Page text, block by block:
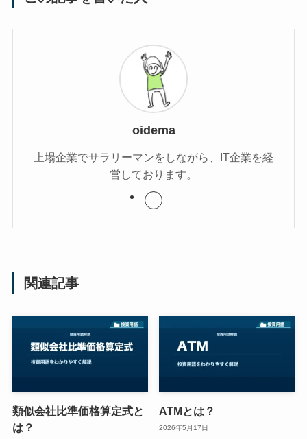
oidema
上場企業でサラリーマンをしながら、IT企業を経
営しております。
関連記事
類似会社比準価格算定式と
は？
ATMとは？
2026年5月17日